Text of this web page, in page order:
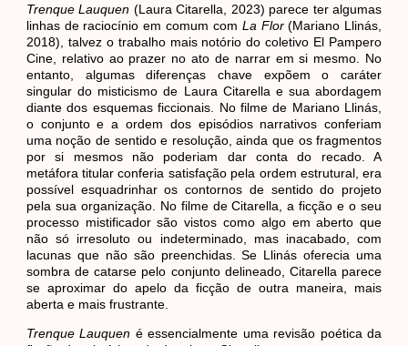
Trenque Lauquen (Laura Citarella, 2023) parece ter algumas
linhas de raciocínio em comum com La Flor(Mariano Llinás,
2018), talvez o trabalho mais notório do coletivo El Pampero
Cine, relativo ao prazer no ato de narrar em si mesmo. No
entanto, algumas diferenças chave expõem o caráter
singular do misticismo de Laura Citarella e sua abordagem
diante dos esquemas ficcionais. No filme de Mariano Llinás,
o conjunto e a ordem dos episódios narrativos conferiam
uma noção de sentido e resolução, ainda que os fragmentos
por si mesmos não poderiam dar conta do recado. A
metáfora titular conferia satisfação pela ordem estrutural, era
possível esquadrinhar os contornos de sentido do projeto
pela sua organização. No filme de Citarella, a ficção e o seu
processo mistificador são vistos como algo em aberto que
não só irresoluto ou indeterminado, mas inacabado, com
lacunas que não são preenchidas. Se Llinás oferecia uma
sombra de catarse pelo conjunto delineado, Citarella parece
se aproximar do apelo da ficção de outra maneira, mais
aberta e mais frustrante.
Trenque Lauquen é essencialmente uma revisão poética da